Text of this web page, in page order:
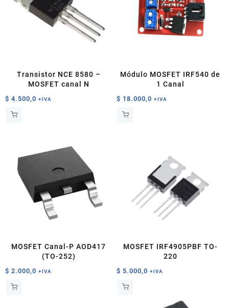
opciones
pueden
Transistor NCE 8580 –
MOSFET canal N
$ 4.500,0 +IVA
Módulo MOSFET IRF540 de
1 Canal
$ 18.000,0 +IVA
MOSFET Canal-P AOD417
(TO-252)
$ 2.000,0 +IVA
MOSFET IRF4905PBF TO-
220
$ 5.000,0 +IVA